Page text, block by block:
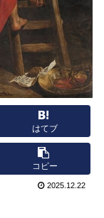
はてブ
コピー
2025.12.22